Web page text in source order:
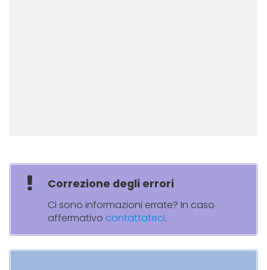
Correzione degli errori
Ci sono informazioni errate? In caso
affermativo contattateci.